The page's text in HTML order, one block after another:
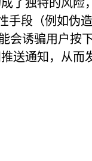
了独特的风险
手段（例如伪
会诱骗用户按
送通知，从而